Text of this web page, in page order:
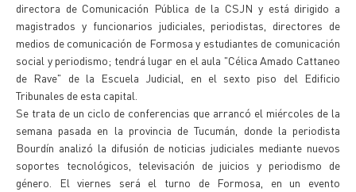
directora de Comunicación Pública de la CSJN y está dirigido a
magistrados y funcionarios judiciales, periodistas, directores de
medios de comunicación de Formosa y estudiantes de comunicación
social y periodismo; tendrá lugar en el aula "Célica Amado Cattaneo
de Rave" de la Escuela Judicial, en el sexto piso del Edificio
Tribunales de esta capital.
Se trata de un ciclo de conferencias que arrancó el miércoles de la
semana pasada en la provincia de Tucumán, donde la periodista
Bourdín analizó la difusión de noticias judiciales mediante nuevos
soportes tecnológicos, televisación de juicios y periodismo de
género. El viernes será el turno de Formosa, en un evento